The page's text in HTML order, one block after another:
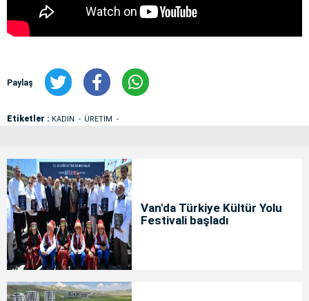
Paylaş
Etiketler : KADIN ÜRETİM
Van'da Türkiye Kültür Yolu
Festivali başladı